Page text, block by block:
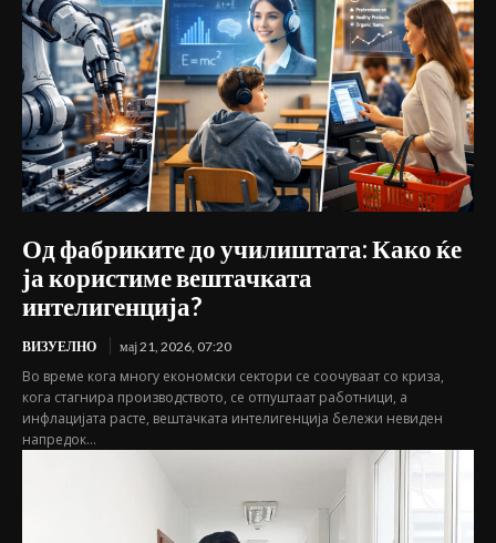
Од фабриките до училиштата: Како ќе
ја користиме вештачката
интелигенција?
ВИЗУЕЛНО мај 21, 2026, 07:20
Во време кога многу економски сектори се соочуваат со криза,
кога стагнира производството, се отпуштаат работници, а
инфлацијата расте, вештачката интелигенција бележи невиден
напредок...